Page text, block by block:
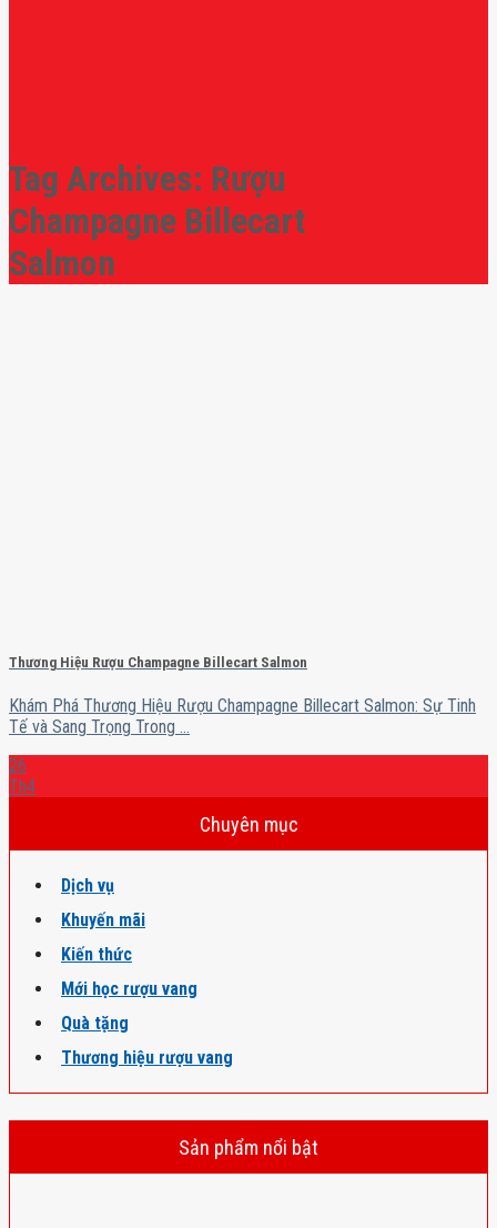
Tag Archives: Rượu
Champagne Billecart
Salmon
Thương Hiệu Rượu Champagne Billecart Salmon
Khám Phá Thương Hiệu Rượu Champagne Billecart Salmon: Sự Tinh
Tế và Sang Trọng Trong ...
26
Th4
Chuyên mục
Dịch vụ
Khuyến mãi
Kiến thức
Mới học rượu vang
Quà tặng
Thương hiệu rượu vang
Sản phẩm nổi bật